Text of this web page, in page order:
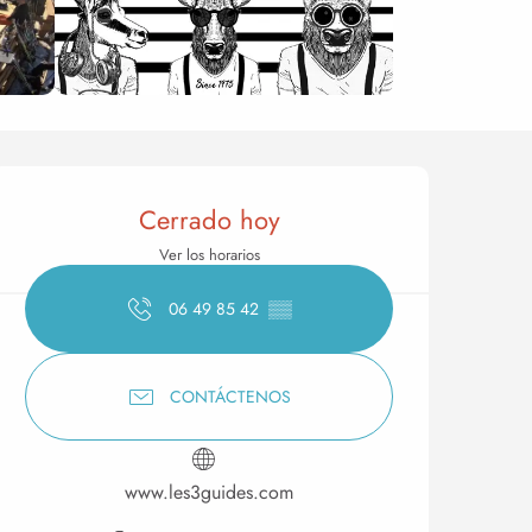
y datos de
Cerrado hoy
Ver los horarios
06 49 85 42 ▒▒
CONTÁCTENOS
www.les3guides.com